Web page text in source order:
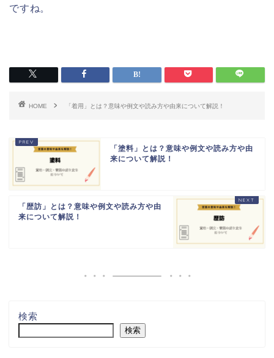
ですね。
HOME 「着用」とは？意味や例文や読み方や由来について解説！
「塗料」とは？意味や例文や読み方や由
来について解説！
「歴訪」とは？意味や例文や読み方や由
来について解説！
検索
検索